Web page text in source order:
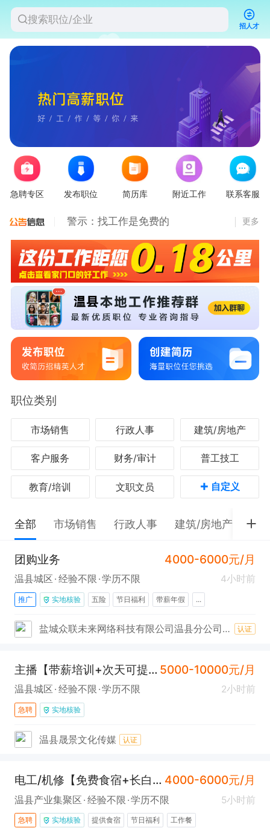
招人才
急聘专区 发布职位 简历库 附近工作 联系客服
联系客服
警示：找工作是免费的
进求职群找工作更容易
更多
职位类别
市场销售 行政人事 建筑/房地产
客户服务 财务/审计 普工技工
教育/培训 文职文员 + 自定义
全部 市场销售 行政人事 建筑/房地产 客
团购业务 4000-6000元/月
温县城区 经验不限 学历不限 4小时前
推广 实地核验 五险 节日福利 带薪年假 ...
盐城众联未来网络科技有限公司温县分公司（美团外卖） 认证
主播【带薪培训+次天可提现】 5000-10000元/月
温县城区 经验不限 学历不限 2小时前
急聘 实地核验
温县晟景文化传媒 认证
电工/机修【免费食宿+长白班】 4000-6000元/月
温县产业集聚区 经验不限 学历不限 5小时前
急聘 实地核验 提供食宿 节日福利 工作餐